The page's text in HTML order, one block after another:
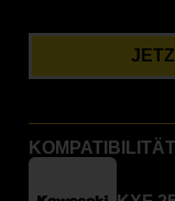
KOMPATIBILITÄT